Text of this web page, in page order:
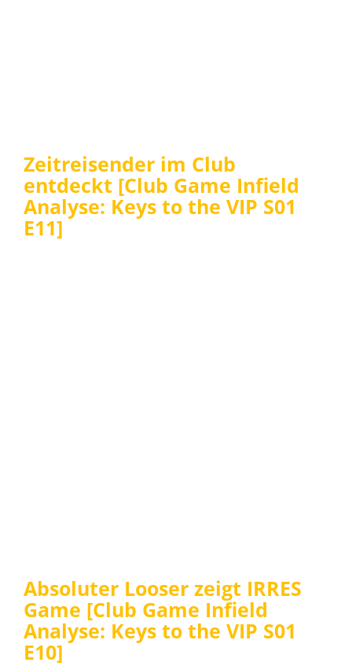
Zeitreisender im Club
entdeckt [Club Game Infield
Analyse: Keys to the VIP S01
E11]
Absoluter Looser zeigt IRRES
Game [Club Game Infield
Analyse: Keys to the VIP S01
E10]